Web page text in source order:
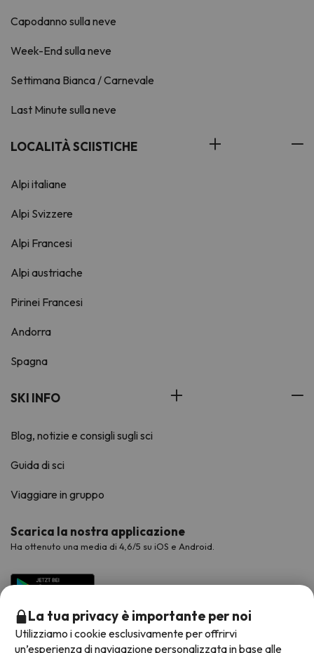
Capodanno sulla neve
Week-End sulla neve
Settimana Bianca / Carnevale
Last Minute sulla neve
LOCALITÀ SCIISTICHE
Alpi italiane
Alpi Svizzere
Alpi Francesi
Alpi austriache
Pirinei Francesi
Andorra
Spagna
SKI INFO
Blog, notizie e consigli sugli sci
Guida di sci
Viaggiare in gruppo
Scarica la nostra applicazione
Ha ottenuto una media di 4,6/5 su iOS e Android.
La tua privacy è importante per noi
Utilizziamo i cookie esclusivamente per offrirvi
un’esperienza di navigazione personalizzata in base alle